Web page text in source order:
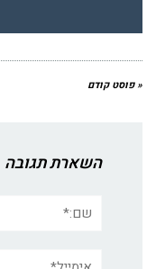
« פוסט קודם
השארת תגובה